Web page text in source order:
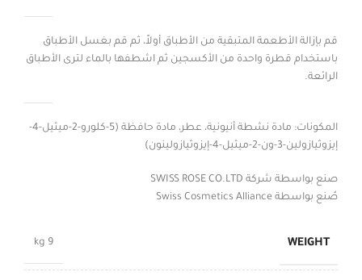
قم بإزالة الأطعمة المتبقية من الأطباق أولاً، ثم قم بغسل الأطباق
باستخدام قطرة واحدة من الأكسجين ثم اشطفها بالماء لترى الأطباق
الرائعة.
المكونات: مادة نشطة أنيونية، عطر، مادة حافظة (5-كلورو-2-ميثيل-4-
إيزوثيازولين-3-ون-2-ميثيل-4-إيزوثيازولينون)
صنع بواسطة شركة SWISS ROSE CO.LTD
صُنع بواسطة Swiss Cosmetics Alliance
WEIGHT
9 kg